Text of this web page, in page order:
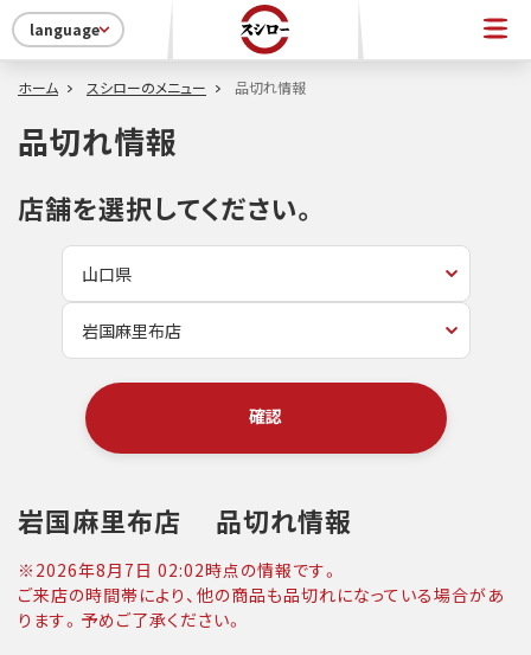
language
ホーム スシローのメニュー 品切れ情報
品切れ情報
店舗を選択してください。
確認
岩国麻里布店 品切れ情報
※ 2026年8月7日 02:02時点の情報です。
ご来店の時間帯により、他の商品も品切れになっている場合があ
ります。予めご了承ください。